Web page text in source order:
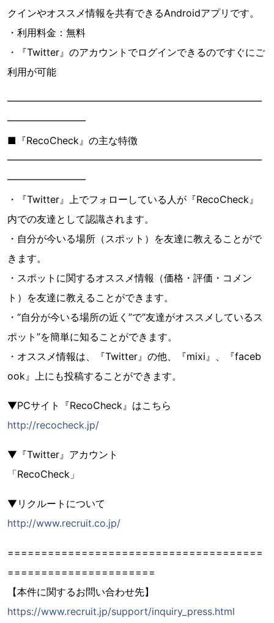
クインやオススメ情報を共有できるAndroidアプリです。
・利用料金：無料
・『Twitter』のアカウントでログインできるのですぐにご
利用が可能
━━━━━━━━━━━━━━━━━━━━━━━━━━
━━━━━━━━
■『RecoCheck』の主な特徴
━━━━━━━━━━━━━━━━━━━━━━━━━━
━━━━━━━━
・『Twitter』上でフォローしている人が『RecoCheck』
内での友達として認識されます。
・自分が今いる場所（スポット）を友達に教えることがで
きます。
・スポットに関するオススメ情報（価格・評価・コメン
ト）を友達に教えることができます。
・“自分が今いる場所の近く”で“友達がオススメしているス
ポット”を簡単に知ることができます。
・オススメ情報は、『Twitter』の他、『mixi』、『faceb
ook』上にも投稿することができます。
▼PCサイト『RecoCheck』はこちら
http://recocheck.jp/
▼『Twitter』アカウント
「RecoCheck」
▼リクルートについて
http://www.recruit.co.jp/
======================================
======================
【本件に関するお問い合わせ先】
https://www.recruit.jp/support/inquiry_press.html